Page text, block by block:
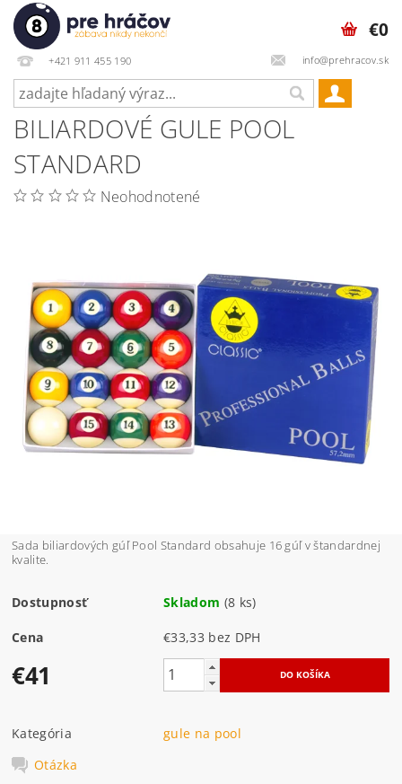
+421 911 455 190 info@prehracov.sk
€0
BILIARDOVÉ GULE POOL
STANDARD
Neohodnotené
Sada biliardových gúľ Pool Standard obsahuje 16 gúľ v štandardnej
kvalite.
Dostupnosť Skladom (8 ks)
Cena €33,33 bez DPH
€41
Kategória
gule na pool
Otázka